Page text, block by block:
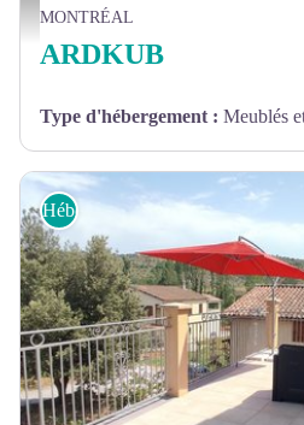
Jardin - Sylvie Mouraret
MONTRÉAL
ARDKUB
Type d'hébergement : Meublés
Hébergements